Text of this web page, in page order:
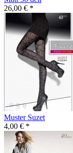
26,00 € *
Muster Suzet
4,00 € *